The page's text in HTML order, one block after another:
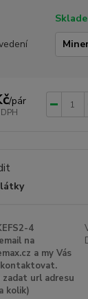
/pár
4
na
a my Vás
zadat url adresu
kolik)